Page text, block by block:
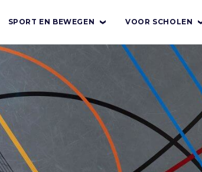
SPORT EN BEWEGEN VOOR SCHOLEN